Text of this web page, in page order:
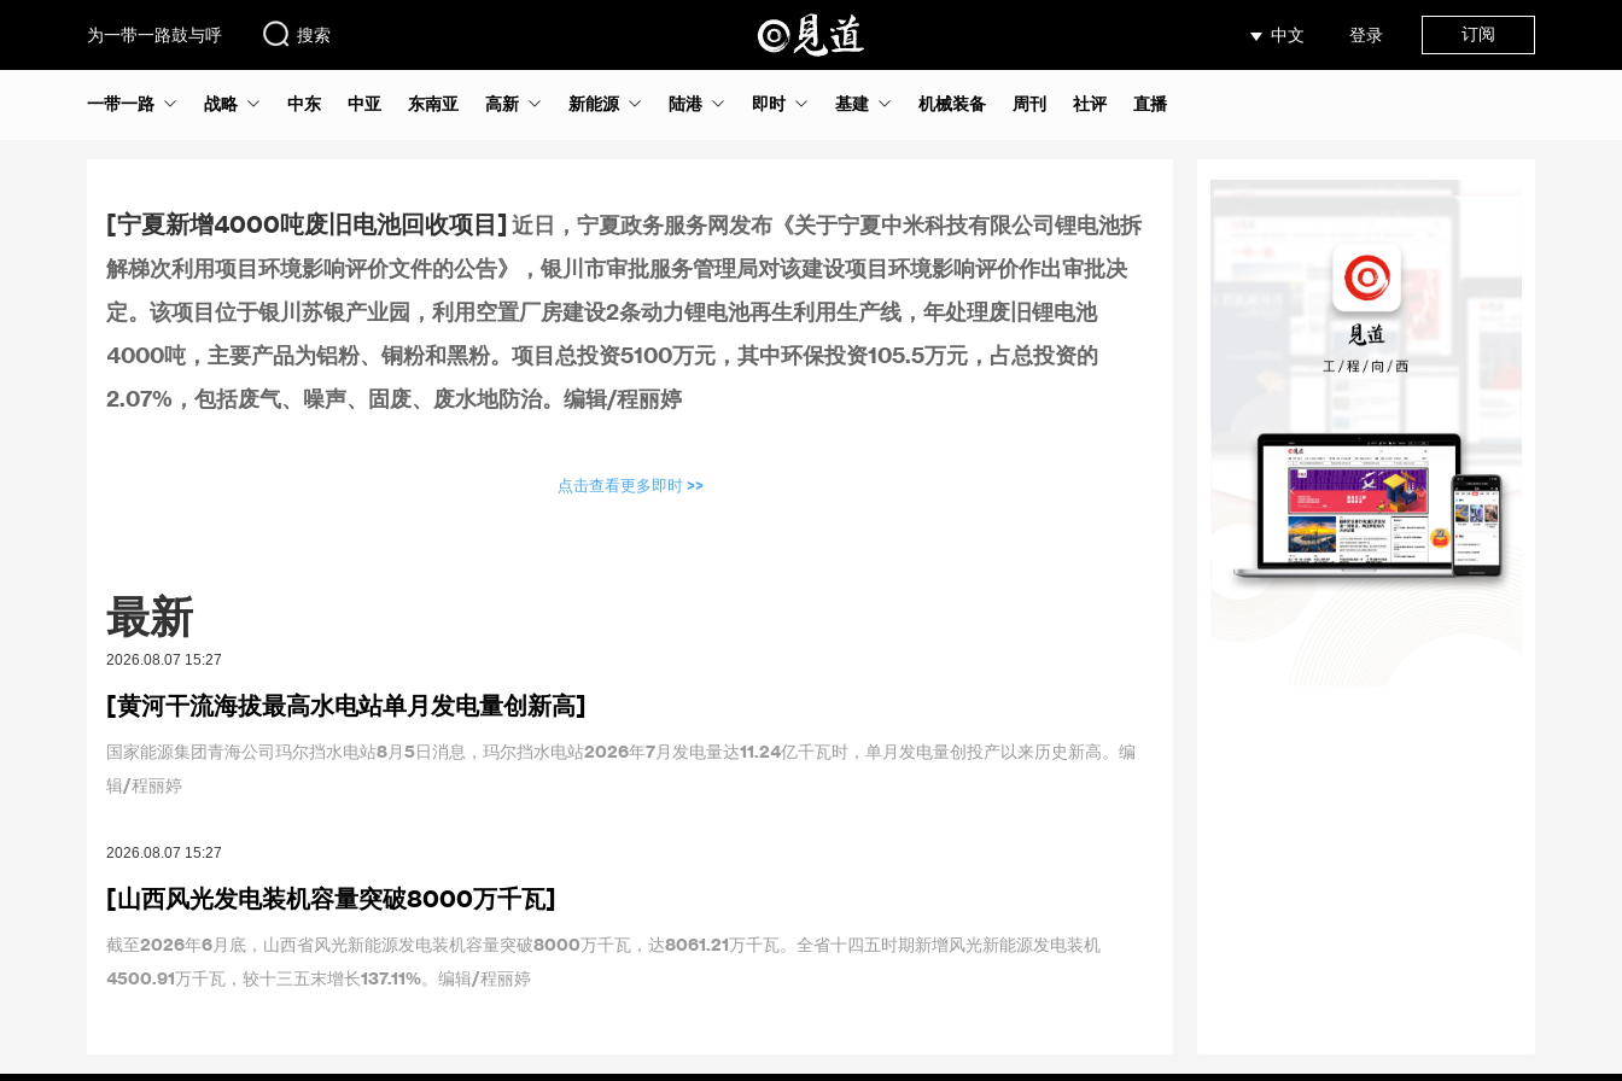
为一带一路鼓与呼 搜索 中文 登录 订阅
一带一路 战略 中东 中亚 东南亚 高新 新能源 陆港 即时 基建 机械装备 周刊 社评 直播
[宁夏新增4000吨废旧电池回收项目]近日，宁夏政务服务网发布《关于宁夏中米科技有限公司锂电池拆
解梯次利用项目环境影响评价文件的公告》，银川市审批服务管理局对该建设项目环境影响评价作出审批决
定。该项目位于银川苏银产业园，利用空置厂房建设2条动力锂电池再生利用生产线，年处理废旧锂电池
4000吨，主要产品为铝粉、铜粉和黑粉。项目总投资5100万元，其中环保投资105.5万元，占总投资的
2.07%，包括废气、噪声、固废、废水地防治。编辑/程丽婷
点击查看更多即时 >>
最新
2026.08.07 15:27
[黄河干流海拔最高水电站单月发电量创新高]
国家能源集团青海公司玛尔挡水电站8月5日消息，玛尔挡水电站2026年7月发电量达11.24亿千瓦时，单月发电量创投产以来历史新高。编
辑/程丽婷
2026.08.07 15:27
[山西风光发电装机容量突破8000万千瓦]
截至2026年6月底，山西省风光新能源发电装机容量突破8000万千瓦，达8061.21万千瓦。全省十四五时期新增风光新能源发电装机
4500.91万千瓦，较十三五末增长137.11%。编辑/程丽婷